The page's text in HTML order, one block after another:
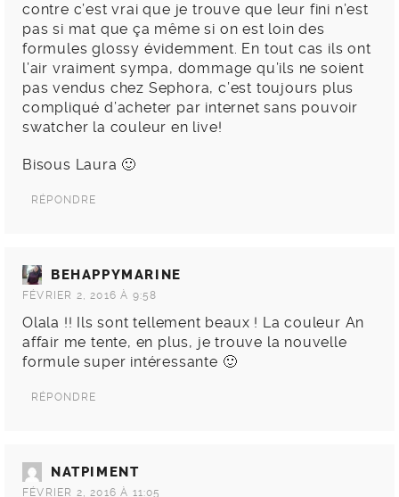
contre c’est vrai que je trouve que leur fini n’est
pas si mat que ça même si on est loin des
formules glossy évidemment. En tout cas ils ont
l’air vraiment sympa, dommage qu’ils ne soient
pas vendus chez Sephora, c’est toujours plus
compliqué d’acheter par internet sans pouvoir
swatcher la couleur en live!
Bisous Laura 🙂
RÉPONDRE
BEHAPPYMARINE
FÉVRIER 2, 2016 À 9:58
Olala !! Ils sont tellement beaux ! La couleur An
affair me tente, en plus, je trouve la nouvelle
formule super intéressante 🙂
RÉPONDRE
NATPIMENT
FÉVRIER 2, 2016 À 11:05